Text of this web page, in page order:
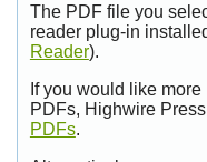
The PDF file you
reader plug-in
Reader).
If you would like
PDFs, Highwire
PDFs.